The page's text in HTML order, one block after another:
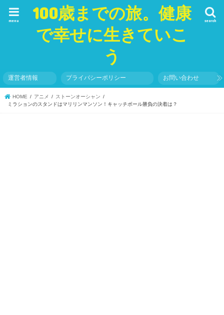
100歳までの旅。健康
で幸せに生きていこ
う
search
menu
運営者情報 プライバシーポリシー お問い合わせ
HOME アニメ
ストーンオーシャン
ミラションのスタンドはマリリンマンソン！キャッチボール勝負の決着は？